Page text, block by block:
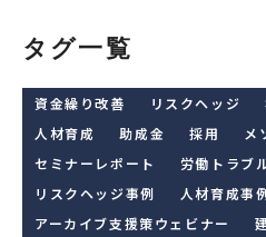
タグ一覧
資金繰り改善 リスクヘッジ
人材育成
助成金 採用 メ
セミナーレポート
労働トラブ
リスクヘッジ事例
人材育成事
アーカイブ支援策ウェビナー